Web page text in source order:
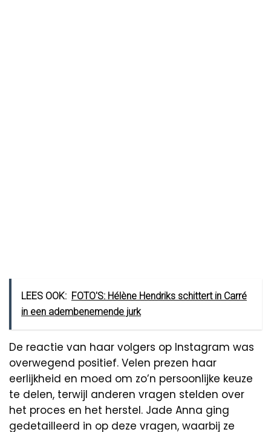
LEES OOK: FOTO'S: Hélène Hendriks schittert in Carré
in een adembenemende jurk
De reactie van haar volgers op Instagram was
overwegend positief. Velen prezen haar
eerlijkheid en moed om zo’n persoonlijke keuze
te delen, terwijl anderen vragen stelden over
het proces en het herstel. Jade Anna ging
gedetailleerd in op deze vragen, waarbij ze